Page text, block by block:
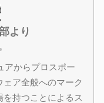
より
アからプロスポー
ア全般へのマーク
持つことによるス